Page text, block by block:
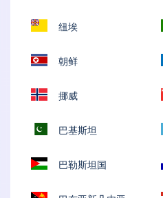
纽埃
朝鲜
挪威
巴基斯坦
巴勒斯坦国